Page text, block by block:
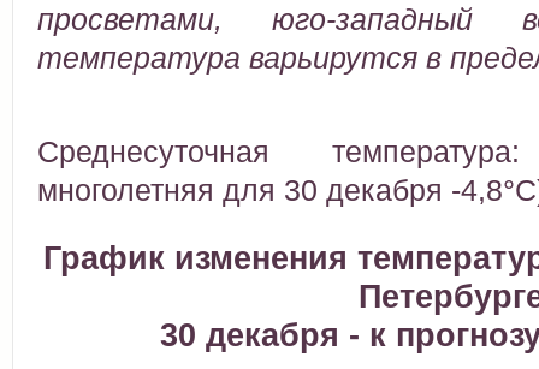
просветами, юго-
температура варьирутся в
Среднесуточная
многолетняя для 30 декабря -
График изменения
30 декабря - к